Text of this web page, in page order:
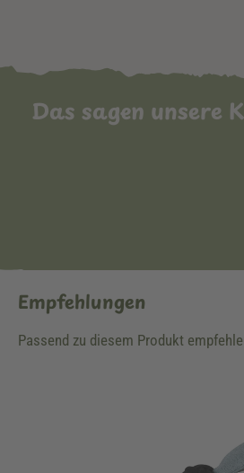
Das sagen unsere
Empfehlungen
Passend zu diesem Produkt